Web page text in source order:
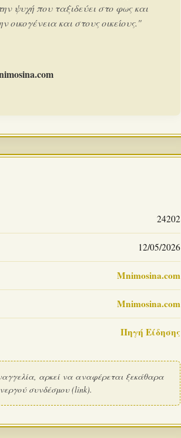
ψυχή που ταξιδεύει στο φως και
οικογένεια και στους οικείους."
24202
12/05/2026
Mnimosina.com
Mnimosina.com
Πηγή Είδησης
αρκεί να αναφέρεται ξεκάθαρα
συνδέσμου (link).